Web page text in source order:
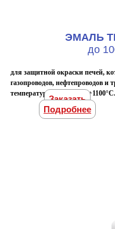
ЭМАЛЬ
до
для защитной окраски печей,
газопроводов, нефтепроводов и
температуре от -60°С до +1100°С.
Заказать
Подробнее